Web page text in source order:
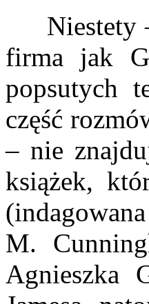
Niestety –
firma jak
popsutych
część
– nie
książek,
M.
Agnieszka